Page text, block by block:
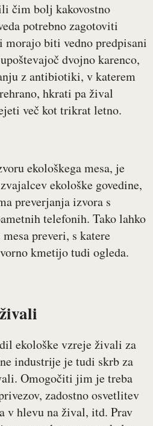
čim bolj kakovostno
potrebno zagotoviti
biti vedno predpisani
dvojno karenco,
z antibiotiki, v katerem
hkrati pa žival
več kot trikrat letno.
ekološkega mesa, je
ekološke govedine,
preverjanja izvora s
telefonih. Tako lahko
preveri, s katere
kmetijo tudi ogleda.
ekološke vzreje živali za
industrije je tudi skrb za
Omogočiti jim je treba
zadostno osvetlitev
v hlevu na žival, itd. Prav